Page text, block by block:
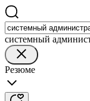
системный
Резюме